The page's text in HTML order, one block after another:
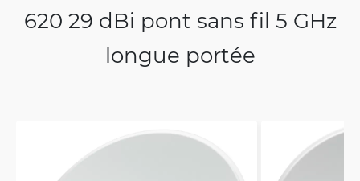
620 29 dBi pont sans fil 5 GHz
longue portée